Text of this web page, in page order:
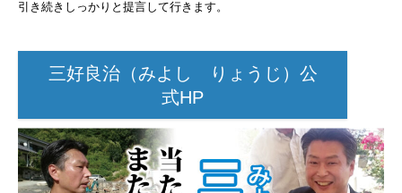
引き続きしっかりと提言して行きます。
三好良治（みよし りょうじ）公
式HP